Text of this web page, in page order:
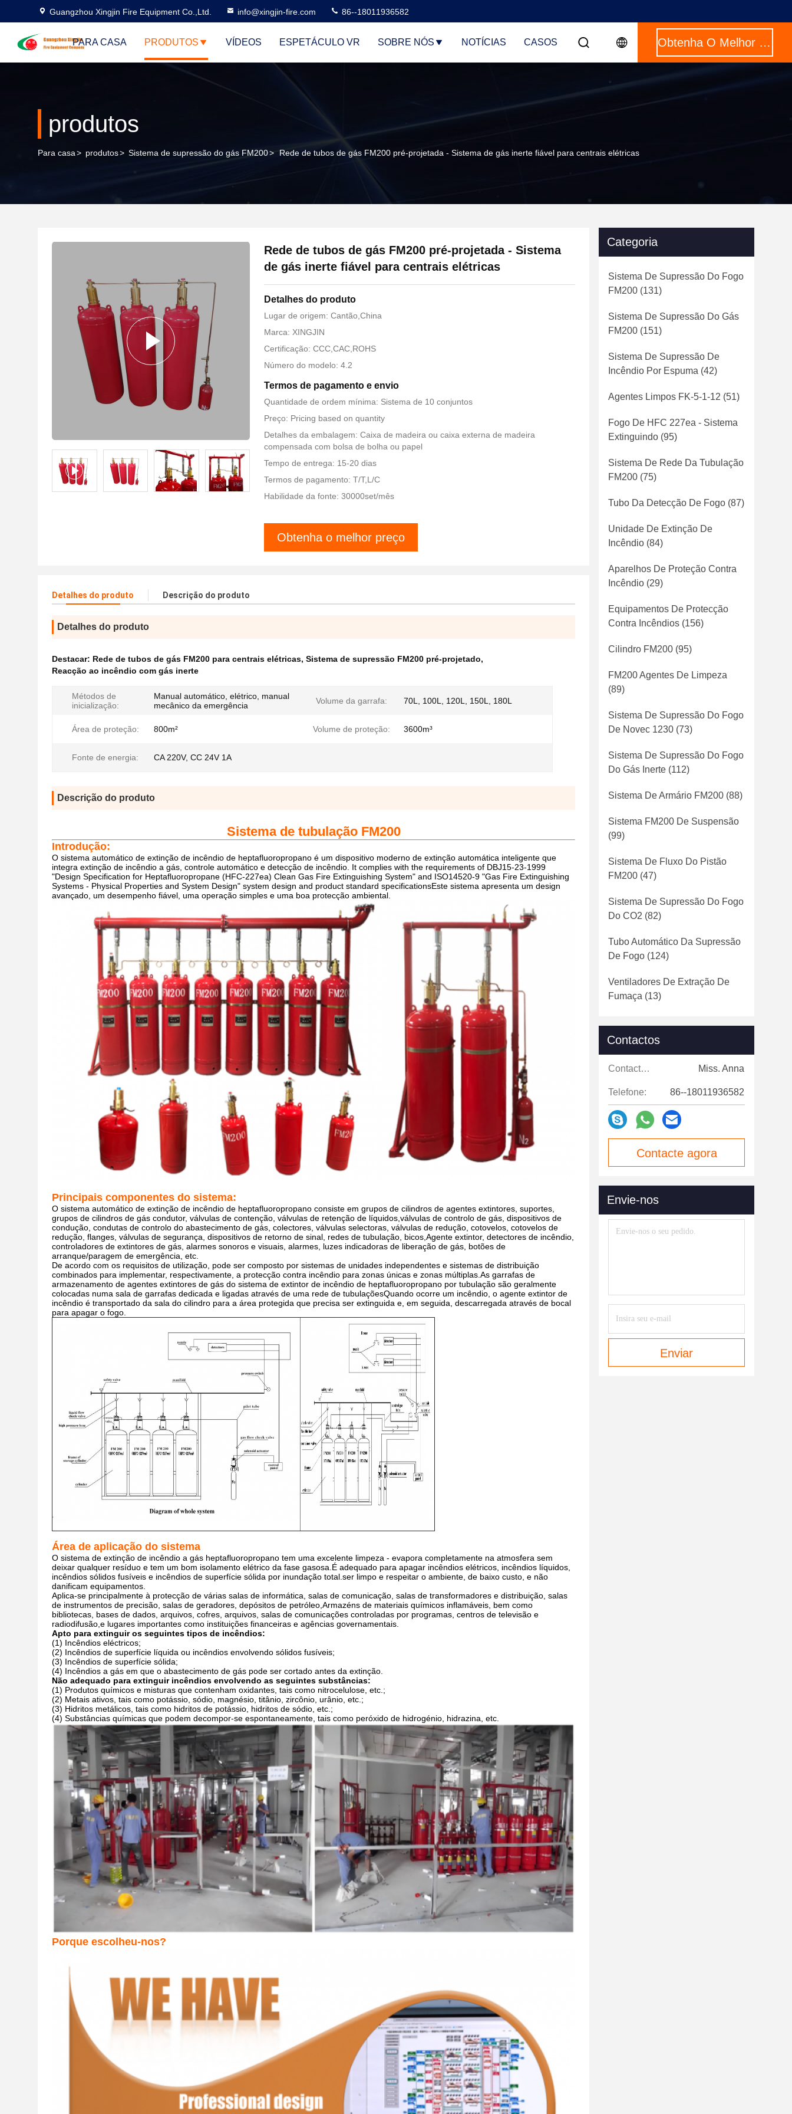
Guangzhou Xingjin Fire Equipment Co.,Ltd. info@xingjin-fire.com 86--18011936582
PARA CASA PRODUTOS VÍDEOS ESPETÁCULO VR SOBRE NÓS NOTÍCIAS CASOS Obtenha O Melhor Preço
produtos
Para casa> produtos> Sistema de supressão do gás FM200> Rede de tubos de gás FM200 pré-projetada - Sistema de gás inerte fiável para centrais elétricas
Rede de tubos de gás FM200 pré-projetada - Sistema
de gás inerte fiável para centrais elétricas
Detalhes do produto
Lugar de origem: Cantão,China
Marca: XINGJIN
Certificação: CCC,CAC,ROHS
Número do modelo: 4.2
Termos de pagamento e envio
Quantidade de ordem mínima: Sistema de 10 conjuntos
Preço: Pricing based on quantity
Detalhes da embalagem: Caixa de madeira ou caixa externa de madeira
compensada com bolsa de bolha ou papel
Tempo de entrega: 15-20 dias
Termos de pagamento: T/T,L/C
Habilidade da fonte: 30000set/mês
Obtenha o melhor preço
Detalhes do produto Descrição do produto
Detalhes do produto
Destacar: Rede de tubos de gás FM200 para centrais elétricas, Sistema de supressão FM200 pré-projetado,
Reacção ao incêndio com gás inerte
Métodos de
inicialização:
Manual automático, elétrico, manual
mecânico da emergência
Volume da garrafa: 70L, 100L, 120L, 150L, ​​180L
Área de proteção: 800m² Volume de proteção: 3600m³
Fonte de energia: CA 220V, CC 24V 1A
Descrição do produto
Sistema de tubulação FM200
Introdução:
O sistema automático de extinção de incêndio de heptafluoropropano é um dispositivo moderno de extinção automática inteligente que
integra extinção de incêndio a gás, controle automático e detecção de incêndio. It complies with the requirements of DBJ15-23-1999
"Design Specification for Heptafluoropropane (HFC-227ea) Clean Gas Fire Extinguishing System" and ISO14520-9 "Gas Fire Extinguishing
Systems - Physical Properties and System Design" system design and product standard specificationsEste sistema apresenta um design
avançado, um desempenho fiável, uma operação simples e uma boa protecção ambiental.
Principais componentes do sistema:
O sistema automático de extinção de incêndio de heptafluoropropano consiste em grupos de cilindros de agentes extintores, suportes,
grupos de cilindros de gás condutor, válvulas de contenção, válvulas de retenção de líquidos,válvulas de controlo de gás, dispositivos de
condução, condutas de controlo do abastecimento de gás, colectores, válvulas selectoras, válvulas de redução, cotovelos, cotovelos de
redução, flanges, válvulas de segurança, dispositivos de retorno de sinal, redes de tubulação, bicos,Agente extintor, detectores de incêndio,
controladores de extintores de gás, alarmes sonoros e visuais, alarmes, luzes indicadoras de liberação de gás, botões de
arranque/paragem de emergência, etc.
De acordo com os requisitos de utilização, pode ser composto por sistemas de unidades independentes e sistemas de distribuição
combinados para implementar, respectivamente, a protecção contra incêndio para zonas únicas e zonas múltiplas.As garrafas de
armazenamento de agentes extintores de gás do sistema de extintor de incêndio de heptafluoropropano por tubulação são geralmente
colocadas numa sala de garrafas dedicada e ligadas através de uma rede de tubulaçõesQuando ocorre um incêndio, o agente extintor de
incêndio é transportado da sala do cilindro para a área protegida que precisa ser extinguida e, em seguida, descarregada através de bocal
para apagar o fogo.
Área de aplicação do sistema
O sistema de extinção de incêndio a gás heptafluoropropano tem uma excelente limpeza - evapora completamente na atmosfera sem
deixar qualquer resíduo e tem um bom isolamento elétrico da fase gasosa.É adequado para apagar incêndios elétricos, incêndios líquidos,
incêndios sólidos fusíveis e incêndios de superfície sólida por inundação total.ser limpo e respeitar o ambiente, de baixo custo, e não
danificam equipamentos.
Aplica-se principalmente à protecção de várias salas de informática, salas de comunicação, salas de transformadores e distribuição, salas
de instrumentos de precisão, salas de geradores, depósitos de petróleo,Armazéns de materiais químicos inflamáveis, bem como
bibliotecas, bases de dados, arquivos, cofres, arquivos, salas de comunicações controladas por programas, centros de televisão e
radiodifusão,e lugares importantes como instituições financeiras e agências governamentais.
Apto para extinguir os seguintes tipos de incêndios:
(1) Incêndios eléctricos;
(2) Incêndios de superfície líquida ou incêndios envolvendo sólidos fusíveis;
(3) Incêndios de superfície sólida;
(4) Incêndios a gás em que o abastecimento de gás pode ser cortado antes da extinção.
Não adequado para extinguir incêndios envolvendo as seguintes substâncias:
(1) Produtos químicos e misturas que contenham oxidantes, tais como nitrocelulose, etc.;
(2) Metais ativos, tais como potássio, sódio, magnésio, titânio, zircônio, urânio, etc.;
(3) Hidritos metálicos, tais como hidritos de potássio, hidritos de sódio, etc.;
(4) Substâncias químicas que podem decompor-se espontaneamente, tais como peróxido de hidrogénio, hidrazina, etc.
Porque escolheu-nos?
Categoria
Sistema De Supressão Do Fogo
FM200 (131)
Sistema De Supressão Do Gás
FM200 (151)
Sistema De Supressão De
Incêndio Por Espuma (42)
Agentes Limpos FK-5-1-12 (51)
Fogo De HFC 227ea - Sistema
Extinguindo (95)
Sistema De Rede Da Tubulação
FM200 (75)
Tubo Da Detecção De Fogo (87)
Unidade De Extinção De
Incêndio (84)
Aparelhos De Proteção Contra
Incêndio (29)
Equipamentos De Protecção
Contra Incêndios (156)
Cilindro FM200 (95)
FM200 Agentes De Limpeza
(89)
Sistema De Supressão Do Fogo
De Novec 1230 (73)
Sistema De Supressão Do Fogo
Do Gás Inerte (112)
Sistema De Armário FM200 (88)
Sistema FM200 De Suspensão
(99)
Sistema De Fluxo Do Pistão
FM200 (47)
Sistema De Supressão Do Fogo
Do CO2 (82)
Tubo Automático Da Supressão
De Fogo (124)
Ventiladores De Extração De
Fumaça (13)
Contactos
Contactos: Miss. Anna
Telefone: 86--18011936582
Contacte agora
Envie-nos
Enviar